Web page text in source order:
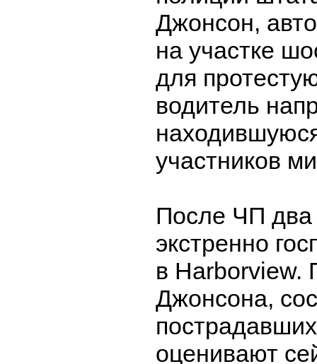
Джонсон,
на участке
для
водитель
участников
После ЧП два
экстренно
в Harborview.
Джонсона,
оценивают